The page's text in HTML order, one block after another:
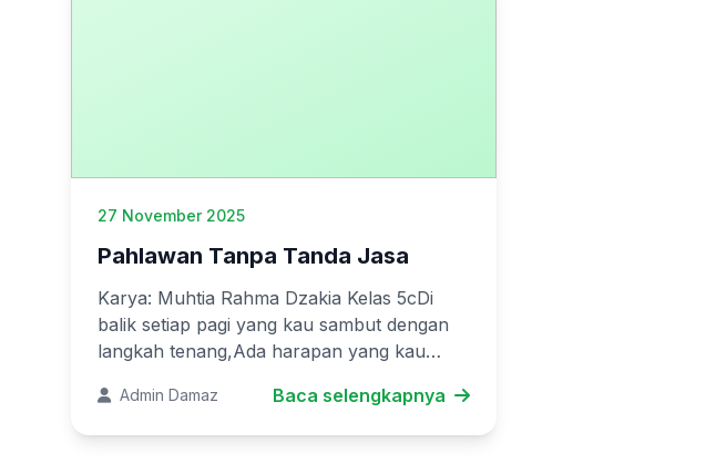
27 November 2025
Pahlawan Tanpa Tanda Jasa
Karya: Muhtia Rahma Dzakia Kelas 5cDi
balik setiap pagi yang kau sambut dengan
langkah tenang,Ada harapan yang kau
suara lembut kau bimbing huruf demi
huruf,Me...
Admin Damaz Baca selengkapnya